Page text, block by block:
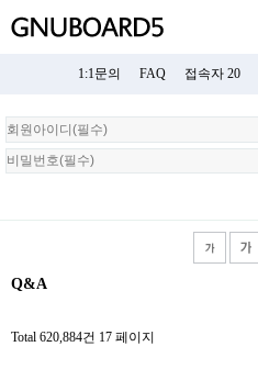
1:1문의 FAQ 접속자 20
회
원
로
Q&A
Total 620,884건 17 페이지